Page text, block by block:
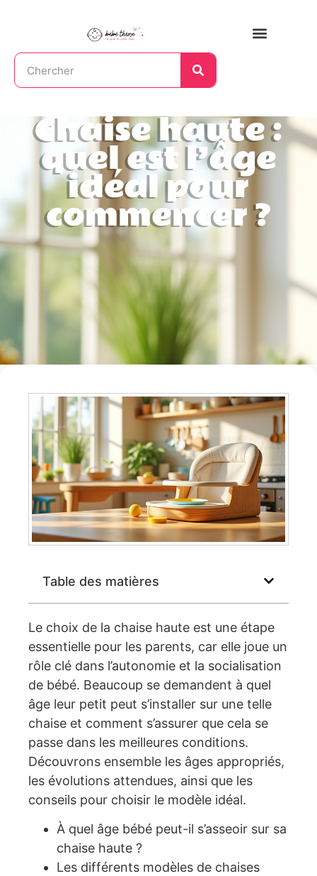
Chaise haute :
quel est l’âge
idéal pour
commencer ?
Table des matières
Le choix de la chaise haute est une étape
essentielle pour les parents, car elle joue un
rôle clé dans l’autonomie et la socialisation
de bébé. Beaucoup se demandent à quel
âge leur petit peut s’installer sur une telle
chaise et comment s’assurer que cela se
passe dans les meilleures conditions.
Découvrons ensemble les âges appropriés,
les évolutions attendues, ainsi que les
conseils pour choisir le modèle idéal.
À quel âge bébé peut-il s’asseoir sur sa
chaise haute ?
Les différents modèles de chaises